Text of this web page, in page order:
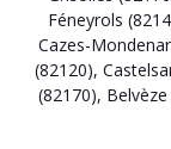
Féneyrols
Cazes-
(82120),
(82170),